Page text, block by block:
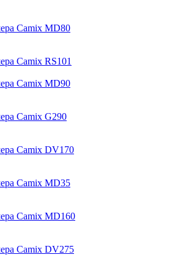
Camix MD80
Camix RS101
Camix MD90
Camix G290
Camix DV170
Camix MD35
Camix MD160
Camix DV275